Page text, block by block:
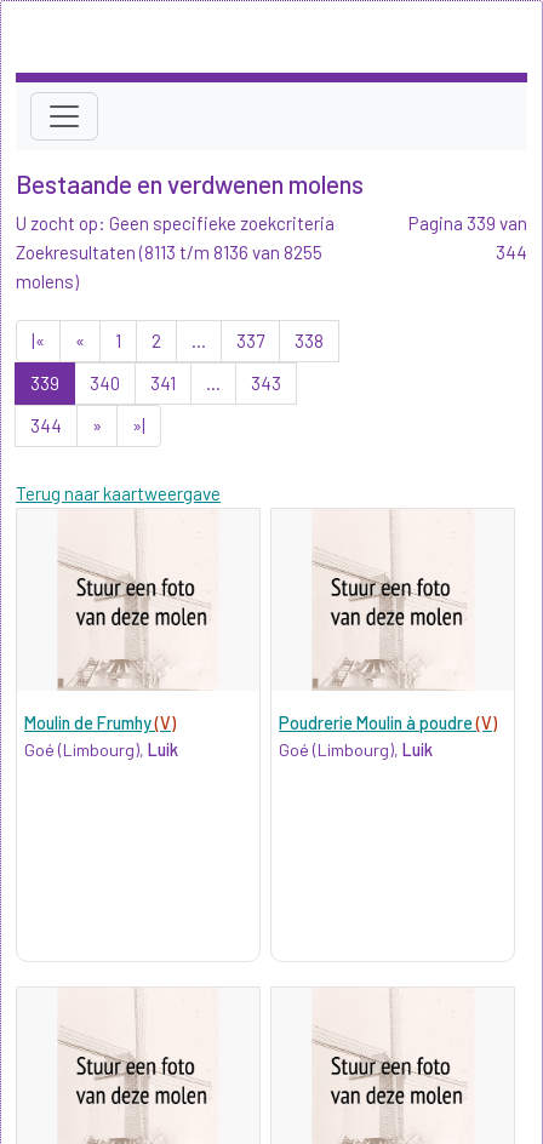
Bestaande en verdwenen molens
U zocht op: Geen specifieke zoekcriteria
Zoekresultaten (8113 t/m 8136 van 8255
molens)
|« « 1 2 ... 337
338
339
340 341 ...
343
344
» »|
Terug naar kaartweergave
Pagina 339 van
344
Moulin de Frumhy(V)
Goé (Limbourg), Luik
Poudrerie Moulin à poudre(V)
Goé (Limbourg),Luik